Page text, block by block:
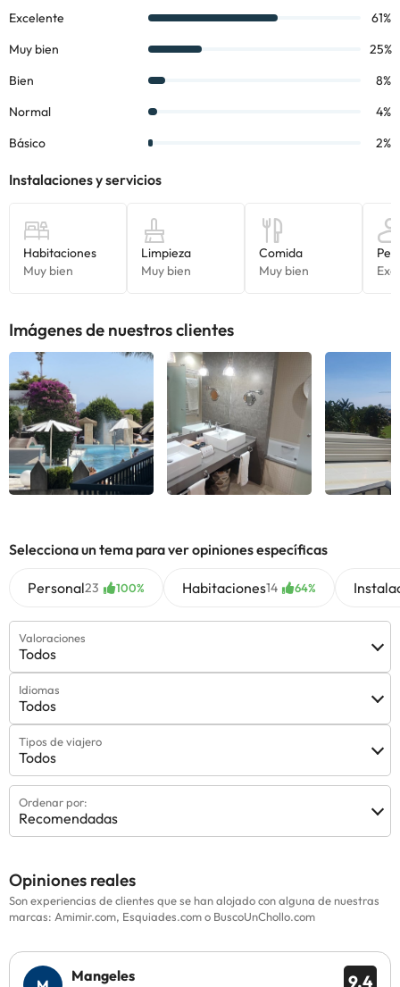
consultar sus tarifas directamente en el establecimiento. Toda la
información de esta ficha está sujeta a cambios por parte del
Imágenes de nuestros clientes
Selecciona un tema para ver opiniones específicas
Personal23 100% Habitaciones14 64%
Valoraciones
Todos
Idiomas
Todos
Tipos de viajero
Todos
Ordenar por:
Recomendadas
Opiniones reales
Son experiencias de clientes que se han alojado con alguna de nuestras
marcas: Amimir.com, Esquiades.com o BuscoUnChollo.com
9.4
Mangeles